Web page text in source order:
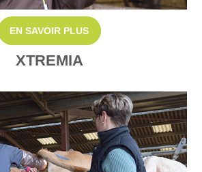
EN SAVOIR PLUS
XTREMIA